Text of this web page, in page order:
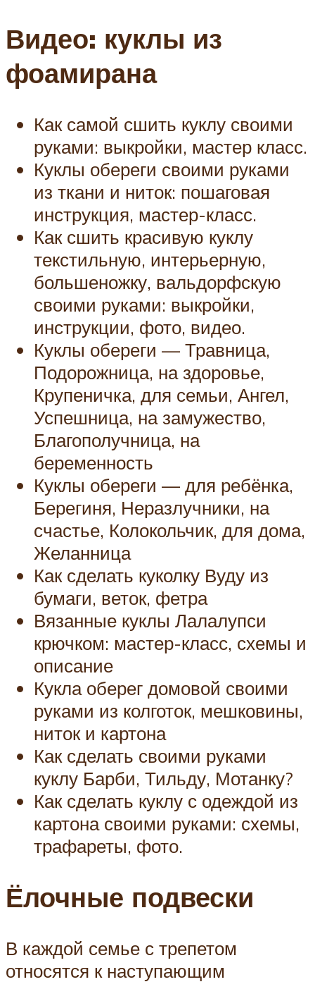
Видео: куклы из
фоамирана
Как самой сшить куклу своими
руками: выкройки, мастер класс.
Куклы обереги своими руками
из ткани и ниток: пошаговая
инструкция, мастер-класс.
Как сшить красивую куклу
текстильную, интерьерную,
большеножку, вальдорфскую
своими руками: выкройки,
инструкции, фото, видео.
Куклы обереги — Травница,
Подорожница, на здоровье,
Крупеничка, для семьи, Ангел,
Успешница, на замужество,
Благополучница, на
беременность
Куклы обереги — для ребёнка,
Берегиня, Неразлучники, на
счастье, Колокольчик, для дома,
Желанница
Как сделать куколку Вуду из
бумаги, веток, фетра
Вязанные куклы Лалалупси
крючком: мастер-класс, схемы и
описание
Кукла оберег домовой своими
руками из колготок, мешковины,
ниток и картона
Как сделать своими руками
куклу Барби, Тильду, Мотанку?
Как сделать куклу с одеждой из
картона своими руками: схемы,
трафареты, фото.
Ёлочные подвески
В каждой семье с трепетом
относятся к наступающим